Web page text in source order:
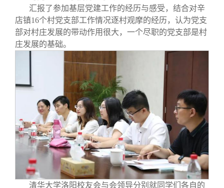
汇报了参加基层党建工作的经历与感受，结合对辛
店镇16个村党支部工作情况逐村观摩的经历，认为党支
部对村庄发展的带动作用很大，一个尽职的党支部是村
庄发展的基础。
清华大学洛阳校友会与会领导分别就同学们各自的